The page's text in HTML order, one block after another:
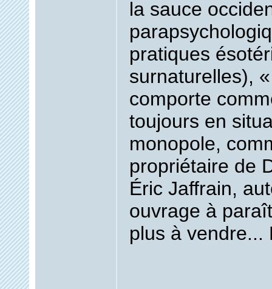
la sauce
pratiques
surnaturelles),
comporte
toujours en
monopole,
propriétaire de
Éric Jaffrain,
ouvrage à
plus à vendre...